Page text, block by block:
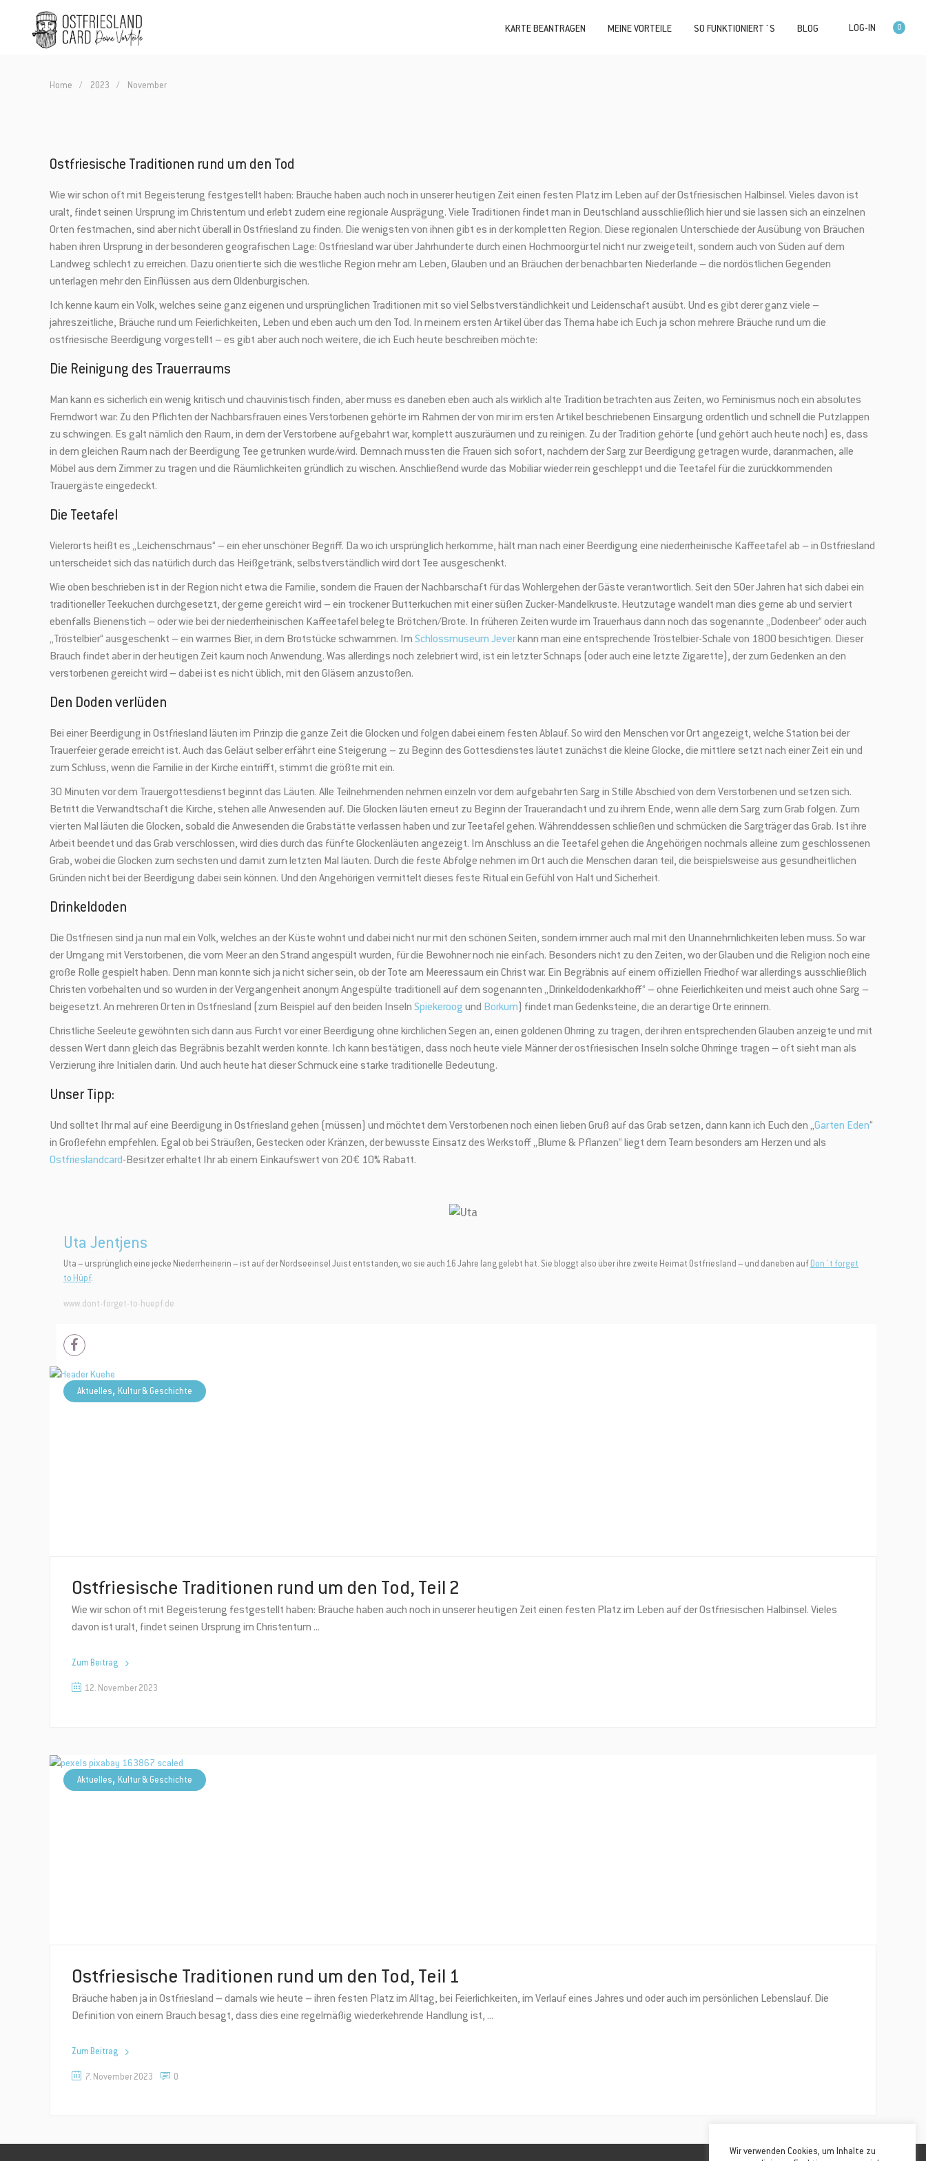
KARTE BEANTRAGEN MEINE VORTEILE SO FUNKTIONIERT´S BLOG 0
Home 2023 November
Ostfriesische Traditionen rund um den Tod
Wie wir schon oft mit Begeisterung festgestellt haben: Bräuche haben auch noch in unserer heutigen Zeit einen festen Platz im Leben auf der Ostfriesischen Halbinsel. Vieles davon ist
uralt, findet seinen Ursprung im Christentum und erlebt zudem eine regionale Ausprägung. Viele Traditionen findet man in Deutschland ausschließlich hier und sie lassen sich an einzelnen
Orten festmachen, sind aber nicht überall in Ostfriesland zu finden. Die wenigsten von ihnen gibt es in der kompletten Region. Diese regionalen Unterschiede der Ausübung von Bräuchen
haben ihren Ursprung in der besonderen geografischen Lage: Ostfriesland war über Jahrhunderte durch einen Hochmoorgürtel nicht nur zweigeteilt, sondern auch von Süden auf dem
Landweg schlecht zu erreichen. Dazu orientierte sich die westliche Region mehr am Leben, Glauben und an Bräuchen der benachbarten Niederlande – die nordöstlichen Gegenden
unterlagen mehr den Einflüssen aus dem Oldenburgischen.
Ich kenne kaum ein Volk, welches seine ganz eigenen und ursprünglichen Traditionen mit so viel Selbstverständlichkeit und Leidenschaft ausübt. Und es gibt derer ganz viele –
jahreszeitliche, Bräuche rund um Feierlichkeiten, Leben und eben auch um den Tod. In meinem ersten Artikel über das Thema habe ich Euch ja schon mehrere Bräuche rund um die
ostfriesische Beerdigung vorgestellt – es gibt aber auch noch weitere, die ich Euch heute beschreiben möchte:
Die Reinigung des Trauerraums
Man kann es sicherlich ein wenig kritisch und chauvinistisch finden, aber muss es daneben eben auch als wirklich alte Tradition betrachten aus Zeiten, wo Feminismus noch ein absolutes
Fremdwort war: Zu den Pflichten der Nachbarsfrauen eines Verstorbenen gehörte im Rahmen der von mir im ersten Artikel beschriebenen Einsargung ordentlich und schnell die Putzlappen
zu schwingen. Es galt nämlich den Raum, in dem der Verstorbene aufgebahrt war, komplett auszuräumen und zu reinigen. Zu der Tradition gehörte (und gehört auch heute noch) es, dass
in dem gleichen Raum nach der Beerdigung Tee getrunken wurde/wird. Demnach mussten die Frauen sich sofort, nachdem der Sarg zur Beerdigung getragen wurde, daranmachen, alle
Möbel aus dem Zimmer zu tragen und die Räumlichkeiten gründlich zu wischen. Anschließend wurde das Mobiliar wieder rein geschleppt und die Teetafel für die zurückkommenden
Trauergäste eingedeckt.
Die Teetafel
Vielerorts heißt es „Leichenschmaus“ – ein eher unschöner Begriff. Da wo ich ursprünglich herkomme, hält man nach einer Beerdigung eine niederrheinische Kaffeetafel ab – in Ostfriesland
unterscheidet sich das natürlich durch das Heißgetränk, selbstverständlich wird dort Tee ausgeschenkt.
Wie oben beschrieben ist in der Region nicht etwa die Familie, sondern die Frauen der Nachbarschaft für das Wohlergehen der Gäste verantwortlich. Seit den 50er Jahren hat sich dabei ein
traditioneller Teekuchen durchgesetzt, der gerne gereicht wird – ein trockener Butterkuchen mit einer süßen Zucker-Mandelkruste. Heutzutage wandelt man dies gerne ab und serviert
ebenfalls Bienenstich – oder wie bei der niederrheinischen Kaffeetafel belegte Brötchen/Brote. In früheren Zeiten wurde im Trauerhaus dann noch das sogenannte „Dodenbeer“ oder auch
„Tröstelbier“ ausgeschenkt – ein warmes Bier, in dem Brotstücke schwammen. Im Schlossmuseum Jeverkann man eine entsprechende Tröstelbier-Schale von 1800 besichtigen. Dieser
Brauch findet aber in der heutigen Zeit kaum noch Anwendung. Was allerdings noch zelebriert wird, ist ein letzter Schnaps (oder auch eine letzte Zigarette), der zum Gedenken an den
verstorbenen gereicht wird – dabei ist es nicht üblich, mit den Gläsern anzustoßen.
Den Doden verlüden
Bei einer Beerdigung in Ostfriesland läuten im Prinzip die ganze Zeit die Glocken und folgen dabei einem festen Ablauf. So wird den Menschen vor Ort angezeigt, welche Station bei der
Trauerfeier gerade erreicht ist. Auch das Geläut selber erfährt eine Steigerung – zu Beginn des Gottesdienstes läutet zunächst die kleine Glocke, die mittlere setzt nach einer Zeit ein und
zum Schluss, wenn die Familie in der Kirche eintrifft, stimmt die größte mit ein.
30 Minuten vor dem Trauergottesdienst beginnt das Läuten. Alle Teilnehmenden nehmen einzeln vor dem aufgebahrten Sarg in Stille Abschied von dem Verstorbenen und setzen sich.
Betritt die Verwandtschaft die Kirche, stehen alle Anwesenden auf. Die Glocken läuten erneut zu Beginn der Trauerandacht und zu ihrem Ende, wenn alle dem Sarg zum Grab folgen. Zum
vierten Mal läuten die Glocken, sobald die Anwesenden die Grabstätte verlassen haben und zur Teetafel gehen. Währenddessen schließen und schmücken die Sargträger das Grab. Ist ihre
Arbeit beendet und das Grab verschlossen, wird dies durch das fünfte Glockenläuten angezeigt. Im Anschluss an die Teetafel gehen die Angehörigen nochmals alleine zum geschlossenen
Grab, wobei die Glocken zum sechsten und damit zum letzten Mal läuten. Durch die feste Abfolge nehmen im Ort auch die Menschen daran teil, die beispielsweise aus gesundheitlichen
Gründen nicht bei der Beerdigung dabei sein können. Und den Angehörigen vermittelt dieses feste Ritual ein Gefühl von Halt und Sicherheit.
Drinkeldoden
Die Ostfriesen sind ja nun mal ein Volk, welches an der Küste wohnt und dabei nicht nur mit den schönen Seiten, sondern immer auch mal mit den Unannehmlichkeiten leben muss. So war
der Umgang mit Verstorbenen, die vom Meer an den Strand angespült wurden, für die Bewohner noch nie einfach. Besonders nicht zu den Zeiten, wo der Glauben und die Religion noch eine
große Rolle gespielt haben. Denn man konnte sich ja nicht sicher sein, ob der Tote am Meeressaum ein Christ war. Ein Begräbnis auf einem offiziellen Friedhof war allerdings ausschließlich
Christen vorbehalten und so wurden in der Vergangenheit anonym Angespülte traditionell auf dem sogenannten „Drinkeldodenkarkhoff“ – ohne Feierlichkeiten und meist auch ohne Sarg –
beigesetzt. An mehreren Orten in Ostfriesland (zum Beispiel auf den beiden Inseln Spiekeroog und Borkum ) findet man Gedenksteine, die an derartige Orte erinnern.
Christliche Seeleute gewöhnten sich dann aus Furcht vor einer Beerdigung ohne kirchlichen Segen an, einen goldenen Ohrring zu tragen, der ihren entsprechenden Glauben anzeigte und mit
dessen Wert dann gleich das Begräbnis bezahlt werden konnte. Ich kann bestätigen, dass noch heute viele Männer der ostfriesischen Inseln solche Ohrringe tragen – oft sieht man als
Verzierung ihre Initialen darin. Und auch heute hat dieser Schmuck eine starke traditionelle Bedeutung.
Unser Tipp:
Und solltet Ihr mal auf eine Beerdigung in Ostfriesland gehen (müssen) und möchtet dem Verstorbenen noch einen lieben Gruß auf das Grab setzen, dann kann ich Euch den „Garten Eden“
in Großefehn empfehlen. Egal ob bei Sträußen, Gestecken oder Kränzen, der bewusste Einsatz des Werkstoff „Blume & Pflanzen“ liegt dem Team besonders am Herzen und als
Ostfrieslandcard-Besitzer erhaltet Ihr ab einem Einkaufswert von 20€ 10% Rabatt.
Uta Jentjens
Uta – ursprünglich eine jecke Niederrheinerin – ist auf der Nordseeinsel Juist entstanden, wo sie auch 16 Jahre lang gelebt hat. Sie bloggt also über ihre zweite Heimat Ostfriesland – und daneben auf Don´t forget
to Hüpf.
www.dont-forget-to-huepf.de
Aktuelles, Kultur & Geschichte
Ostfriesische Traditionen rund um den Tod, Teil 2
Wie wir schon oft mit Begeisterung festgestellt haben: Bräuche haben auch noch in unserer heutigen Zeit einen festen Platz im Leben auf der Ostfriesischen Halbinsel. Vieles
davon ist uralt, findet seinen Ursprung im Christentum
Zum Beitrag
12. November 2023
Aktuelles, Kultur & Geschichte
Ostfriesische Traditionen rund um den Tod, Teil 1
Bräuche haben ja in Ostfriesland – damals wie heute – ihren festen Platz im Alltag, bei Feierlichkeiten, im Verlauf eines Jahres und oder auch im persönlichen Lebenslauf. Die
Definition von einem Brauch besagt, dass dies eine regelmäßig wiederkehrende Handlung ist,
Zum Beitrag
7. November 2023 0
Wir verwenden Cookies, um Inhalte zu
✕
Mit unserem Newsletter bist Du immer top-aktuell informiert. Du bekommst Infos zu neuen Partnern, attraktiven
Sonderaktionen und neuen Beiträgen in unserem Heimatliebe-Blog aus erster Hand.
Du erhältst nach Registrierung eine e-Mail mit dem Gutscheincode. Diesen kannst Du bei Deiner nächsten
Bestellung einer OSTFRIESLANDCARD einsetzen. Er ist jedoch nicht mit anderen Aktionen kombinierbar.